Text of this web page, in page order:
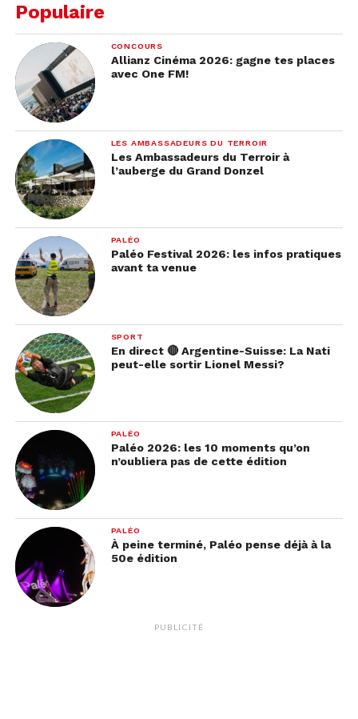
Populaire
CONCOURS
Allianz Cinéma 2026: gagne tes places
avec One FM!
LES AMBASSADEURS DU TERROIR
Les Ambassadeurs du Terroir à
l’auberge du Grand Donzel
PALÉO
Paléo Festival 2026: les infos pratiques
avant ta venue
SPORT
En direct 🔴 Argentine-Suisse: La Nati
peut-elle sortir Lionel Messi?
PALÉO
Paléo 2026: les 10 moments qu’on
n’oubliera pas de cette édition
PALÉO
À peine terminé, Paléo pense déjà à la
50e édition
PUBLICITÉ